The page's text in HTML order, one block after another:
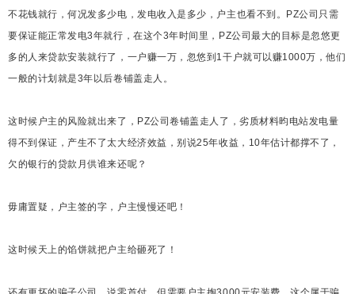
不花钱就行，何况发多少电，发电收入是多少，户主也看不到。PZ公司只需
要保证能正常发电3年就行，在这个3年时间里，PZ公司最大的目标是忽悠更
多的人来贷款安装就行了，一户赚一万，忽悠到1干户就可以赚1000万，他们
一般的计划就是3年以后卷铺盖走人。
这时候户主的风险就出来了，PZ公司卷铺盖走人了，劣质材料昀电站发电量
得不到保证，产生不了太大经济效益，别说25年收益，10年估计都撑不了，
欠的银行的贷款月供谁来还呢？
毋庸置疑，户主签的字，户主慢慢还吧！
这时候天上的馅饼就把户主给砸死了！